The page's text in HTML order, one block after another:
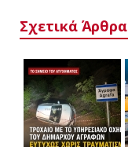
Σχετικά Άρθρα